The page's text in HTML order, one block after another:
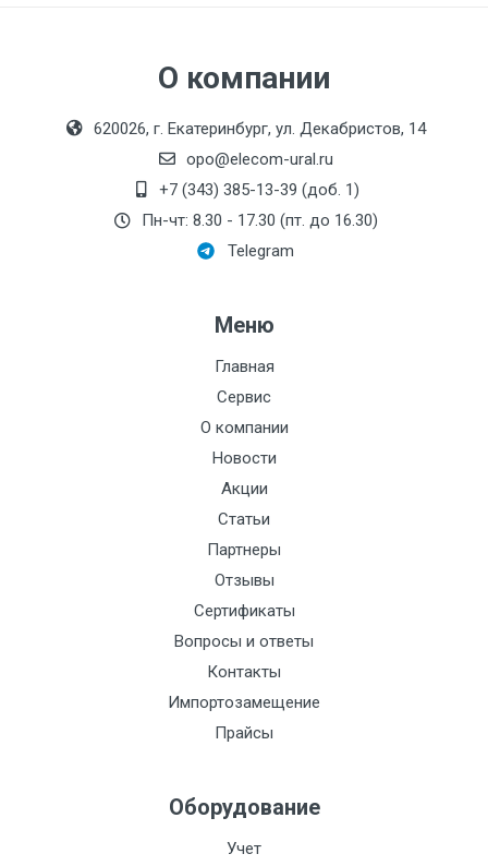
Электроописание:
Тип мотора:
t, С:
Номинальное
давление:
Питание:
Сталь:
Производитель:
Системы контроля
Токовый выход:
Исполнение:
Функционально:
Резьба:
Импульсный выход:
Индикация:
светодиодная
Монтажная длина, мм:
Класс
пылевлагозащиты
О компании
620026, г. Екатеринбург, ул. Декабристов, 14
opo@elecom-ural.ru
+7 (343) 385-13-39 (доб. 1)
Пн-чт: 8.30 - 17.30 (пт. до 16.30)
Telegram
Меню
Главная
Сервис
О компании
Новости
Акции
Статьи
Партнеры
Отзывы
Сертификаты
Вопросы и ответы
Контакты
Импортозамещение
Прайсы
Оборудование
Учет